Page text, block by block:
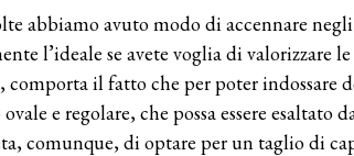
abbiamo avuto modo di accennare
l’ideale se avete voglia di valorizzare
comporta il fatto che per poter indossare
e regolare, che possa essere esaltato
comunque, di optare per un taglio di